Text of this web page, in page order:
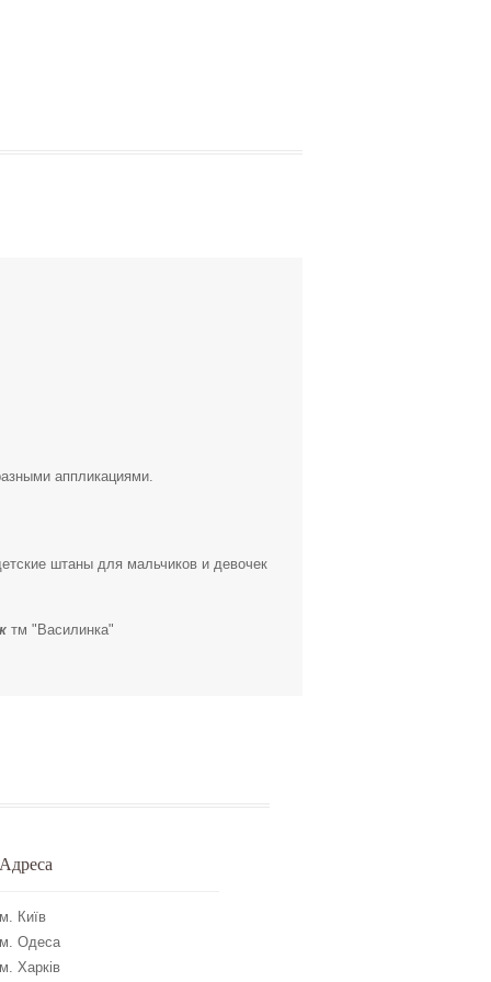
аппликациями.
штаны для мальчиков и девочек
тм "Василинка"
Адреса
м. Київ
м. Одеса
м. Харків